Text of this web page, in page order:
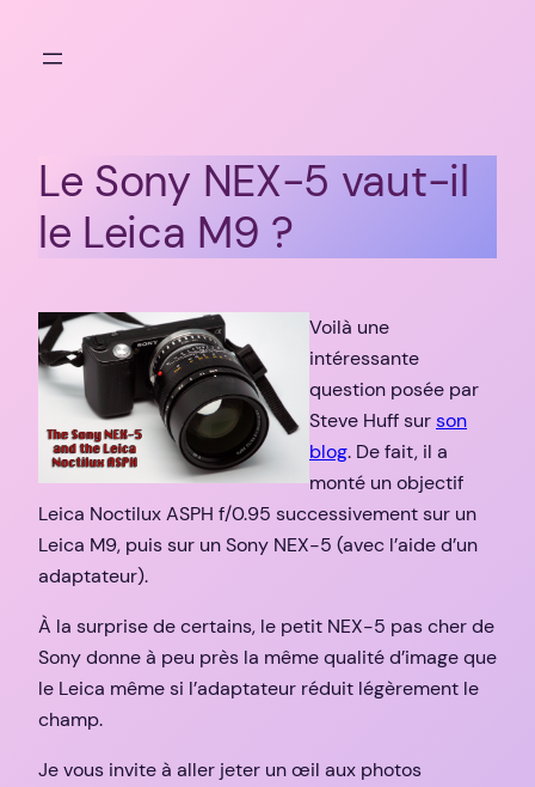
Le Sony NEX-5 vaut-il
le Leica M9 ?
Voilà une
intéressante
question posée par
Steve Huff surson
blog. De fait, il a
monté un objectif
Leica Noctilux ASPH f/0.95 successivement sur un
Leica M9, puis sur un Sony NEX-5 (avec l’aide d’un
adaptateur).
À la surprise de certains, le petit NEX-5 pas cher de
Sony donne à peu près la même qualité d’image que
le Leica même si l’adaptateur réduit légèrement le
champ.
Je vous invite à aller jeter un œil aux photos